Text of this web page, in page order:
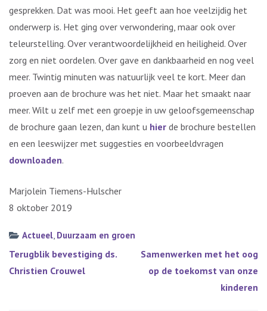
gesprekken. Dat was mooi. Het geeft aan hoe veelzijdig het
onderwerp is. Het ging over verwondering, maar ook over
teleurstelling. Over verantwoordelijkheid en heiligheid. Over
zorg en niet oordelen. Over gave en dankbaarheid en nog veel
meer. Twintig minuten was natuurlijk veel te kort. Meer dan
proeven aan de brochure was het niet. Maar het smaakt naar
meer. Wilt u zelf met een groepje in uw geloofsgemeenschap
de brochure gaan lezen, dan kunt u hier de brochure bestellen
en een leeswijzer met suggesties en voorbeeldvragen
downloaden.
Marjolein Tiemens-Hulscher
8 oktober 2019
Actueel, Duurzaam en groen
Bericht
navigatie
Terugblik bevestiging ds.
Christien Crouwel
Samenwerken met het oog
op de toekomst van onze
kinderen